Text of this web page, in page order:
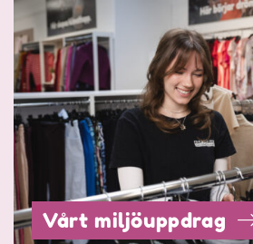
Vårt miljöuppdrag